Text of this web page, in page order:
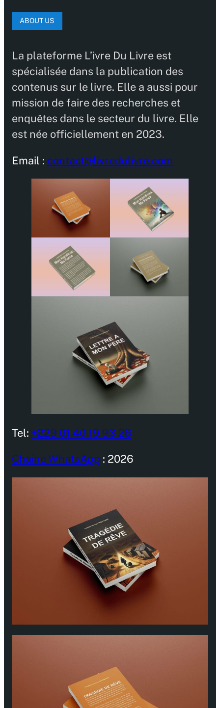
ABOUT US
La plateforme L’ivre Du Livre est
spécialisée dans la publication des
contenus sur le livre. Elle a aussi pour
mission de faire des recherches et
enquêtes dans le secteur du livre. Elle
est née officiellement en 2023.
Email : contact@livredulivre.com
Tel: +229 01 40 19 93 26
Chaine WhatsApp : 2026